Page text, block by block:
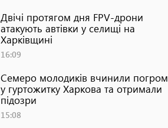
Двічі протягом дня FPV-дрони
атакують автівки у селищі на
Харківщині
16:09
Семеро молодиків вчинили погром
у гуртожитку Харкова та отримали
підозри
15:08